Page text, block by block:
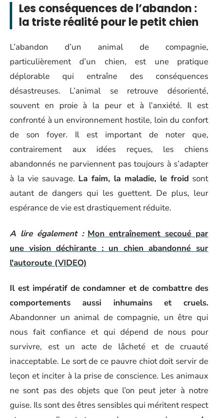
Les conséquences de l’abandon :
la triste réalité pour le petit chien
L’abandon d’un animal de compagnie,
particulièrement d’un chien, est une pratique
déplorable qui entraîne des conséquences
désastreuses. L’animal se retrouve désorienté,
souvent en proie à la peur et à l’anxiété. Il est
confronté à un environnement hostile, loin du confort
de son foyer. Il est important de noter que,
contrairement aux idées reçues, les chiens
abandonnés ne parviennent pas toujours à s’adapter
à la vie sauvage. La faim, la maladie, le froid sont
autant de dangers qui les guettent. De plus, leur
espérance de vie est drastiquement réduite.
A lire également : Mon entraînement secoué par
une vision déchirante : un chien abandonné sur
l'autoroute (VIDEO)
Il est impératif de condamner et de combattre des
comportements aussi inhumains et cruels.
Abandonner un animal de compagnie, un être qui
nous fait confiance et qui dépend de nous pour
survivre, est un acte de lâcheté et de cruauté
inacceptable. Le sort de ce pauvre chiot doit servir de
leçon et inciter à la prise de conscience. Les animaux
ne sont pas des objets que l’on peut jeter à notre
guise. Ils sont des êtres sensibles qui méritent respect